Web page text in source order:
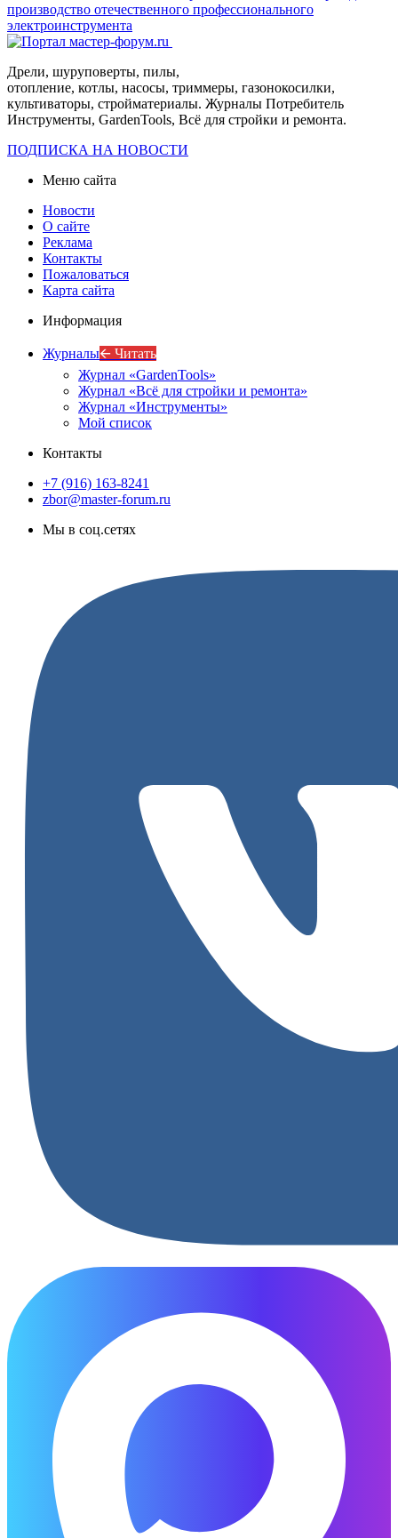
производство отечественного профессионального
электроинструмента
Дрели, шуруповерты, пилы,
отопление, котлы, насосы, триммеры, газонокосилки,
культиваторы, стройматериалы. Журналы Потребитель
Инструменты, GardenTools, Всё для стройки и ремонта.
ПОДПИСКА НА НОВОСТИ
Меню сайта
Новости
О сайте
Реклама
Контакты
Пожаловаться
Карта сайта
Информация
Журналы🡨 Читать
Журнал «GardenTools»
Журнал «Всё для стройки и ремонта»
Журнал «Инструменты»
Мой список
Контакты
+7 (916) 163-8241
zbor@master-forum.ru
Мы в соц.сетях